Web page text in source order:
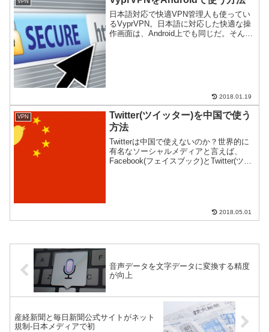
VPN
日本語対応で快適VPN管理人も使ってい
るVyprVPN。日本語に対応した快適な操
作画面は、Android上でも同じだ。そんな
2018.01.19
VPN
Twitter(ツイッター)を中国で使う
方法
Twitterは中国で使えないのか？世界的に
有名なソーシャルメディアと言えば、
Facebook(フェイスブック)とTwitter(ツイ
2018.05.01
音声データを文字データに変換する精度
が向上
産経新聞と毎日新聞公式サイトがネット
規制-日本メディアで初